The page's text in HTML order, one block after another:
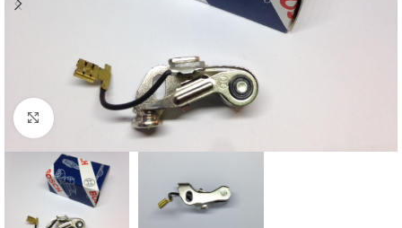
Cliquez pour agrandir